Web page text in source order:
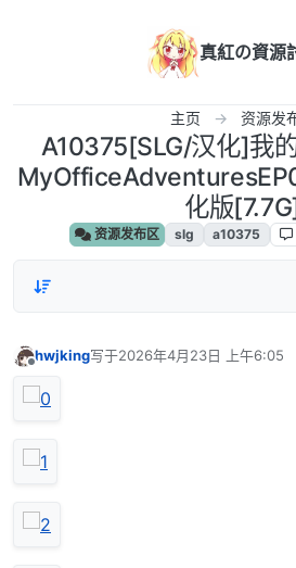
真紅の資源
主页 资源发
A10375[SLG/汉化]我
化版
资源发布区 slg a10375
hwjking写于2026年4月23日 上午6:05
最后由 编辑